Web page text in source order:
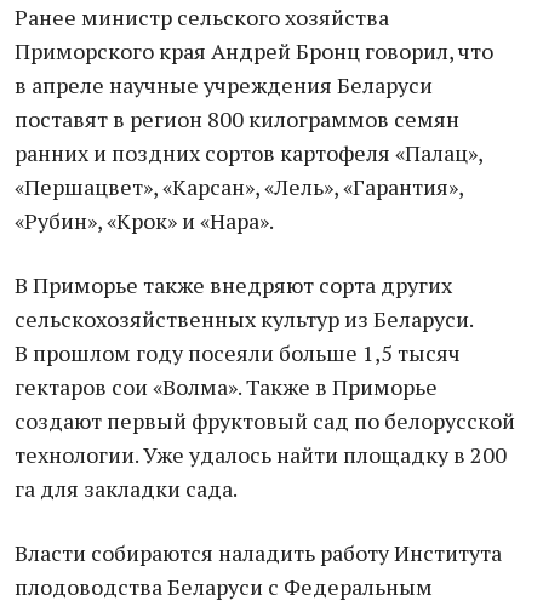
Ранее министр сельского хозяйства
Приморского края Андрей Бронц говорил, что
в апреле научные учреждения Беларуси
поставят в регион 800 килограммов семян
ранних и поздних сортов картофеля «Палац»,
«Першацвет», «Карсан», «Лель», «Гарантия»,
«Рубин», «Крок» и «Нара».
В Приморье также внедряют сорта других
сельскохозяйственных культур из Беларуси.
В прошлом году посеяли больше 1,5 тысяч
гектаров сои «Волма». Также в Приморье
создают первый фруктовый сад по белорусской
технологии. Уже удалось найти площадку в 200
га для закладки сада.
Власти собираются наладить работу Института
плодоводства Беларуси с Федеральным